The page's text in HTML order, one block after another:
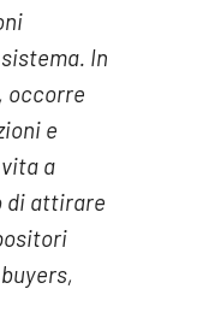
In
occorre
e
a
di attirare